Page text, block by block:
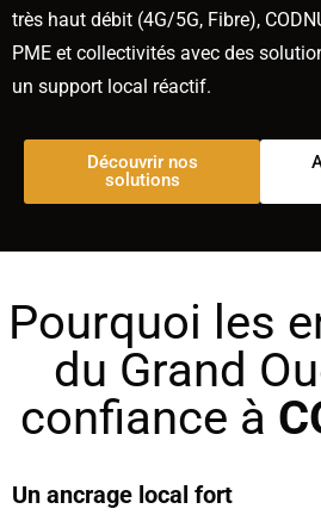
très haut débit (4G/5G, Fibre),
PME et collectivités avec des
un support local réactif.
Découvrir nos
solutions
Pourquoi les
du Grand
confiance à
Un ancrage local fort